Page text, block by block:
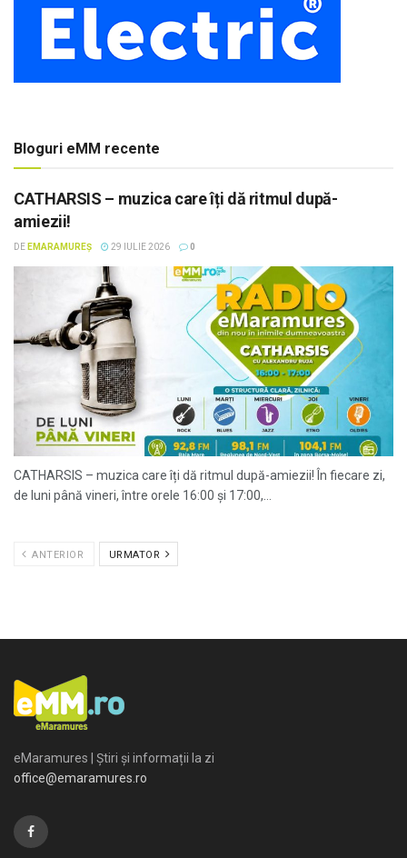
Bloguri eMM recente
CATHARSIS – muzica care îți dă ritmul după-
amiezii!
DE EMARAMUREȘ 29 IULIE 2026 0
CATHARSIS – muzica care îți dă ritmul după-amiezii! În fiecare zi,
de luni până vineri, între orele 16:00 și 17:00,...
ANTERIOR URMATOR
eMaramures | Știri și informații la zi
office@emaramures.ro